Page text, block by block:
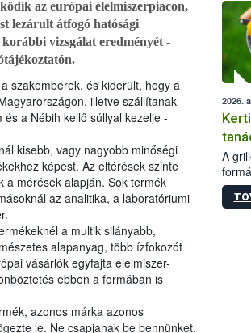
az európai élelmiszerpiacon,
lezárult átfogó hatósági
korábbi vizsgálat eredményét -
szakemberek, és kiderült, hogy a
illetve szállítanak
a Nébih kellő súllyal kezelje -
kisebb, vagy nagyobb minőségi
képest. Az eltérések szinte
a mérések alapján. Sok termék
az analitika, a laboratóriumi
a multik silányabb,
alapanyag, több ízfokozót
vásárlók egyfajta élelmiszer-
ebben a formában is
azonos márka azonos
le. Ne csapjanak be bennünket,
Az
2026.
A